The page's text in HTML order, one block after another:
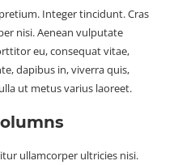
Integer tincidunt. Cras
nisi. Aenean vulputate
eu, consequat vitae,
dapibus in, viverra quis,
ut metus varius laoreet.
ullamcorper ultricies nisi.